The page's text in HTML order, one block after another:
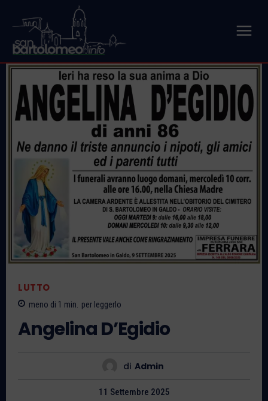
LUTTO
meno di 1 min. per leggerlo
Angelina D’Egidio
di Admin
11 Settembre 2025